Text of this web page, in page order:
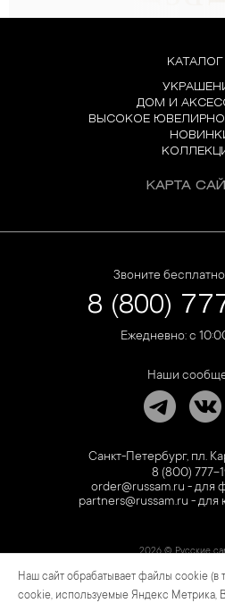
КАТАЛОГ
ДОМ И
ВЫСОКОЕ
КАРТА
Звоните
8 (800)
Ежедневно: с
Наши
Санкт-Петербург, пл.
8 (800) 777-
order@russam.ru - для
partners@russam.ru -
2026 © Русские
Предложение не является публичной
могут отличаться. Информация на сайте о
Наш сайт обрабатывает файлы cookie (в
cookie, используемые Яндекс Метрика,